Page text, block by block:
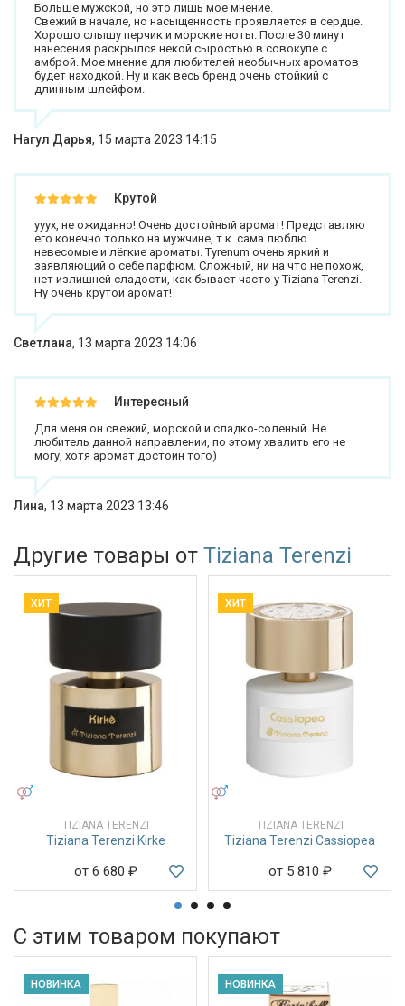
Больше мужской, но это лишь мое мнение.
Свежий в начале, но насыщенность проявляется в сердце.
Хорошо слышу перчик и морские ноты. После 30 минут
нанесения раскрылся некой сыростью в совокупе с
амброй. Мое мнение для любителей необычных ароматов
будет находкой. Ну и как весь бренд очень стойкий с
длинным шлейфом.
Нагул Дарья, 15 марта 2023 14:15
Крутой
ууух, не ожиданно! Очень достойный аромат! Представляю
его конечно только на мужчине, т.к. сама люблю
невесомые и лёгкие ароматы. Tyrenum очень яркий и
заявляющий о себе парфюм. Сложный, ни на что не похож,
нет излишней сладости, как бывает часто у Tiziana Terenzi.
Ну очень крутой аромат!
Светлана, 13 марта 2023 14:06
Интересный
Для меня он свежий, морской и сладко-соленый. Не
любитель данной направлении, по этому хвалить его не
могу, хотя аромат достоин того)
Лина, 13 марта 2023 13:46
Другие товары от Tiziana Terenzi
ХИТ
TIZIANA TERENZI
Tiziana Terenzi Kirke
от 6 680 ₽
ХИТ
TIZIANA TERENZI
Tiziana Terenzi Cassiopea
от 5 810 ₽
С этим товаром покупают
НОВИНКА НОВИНКА